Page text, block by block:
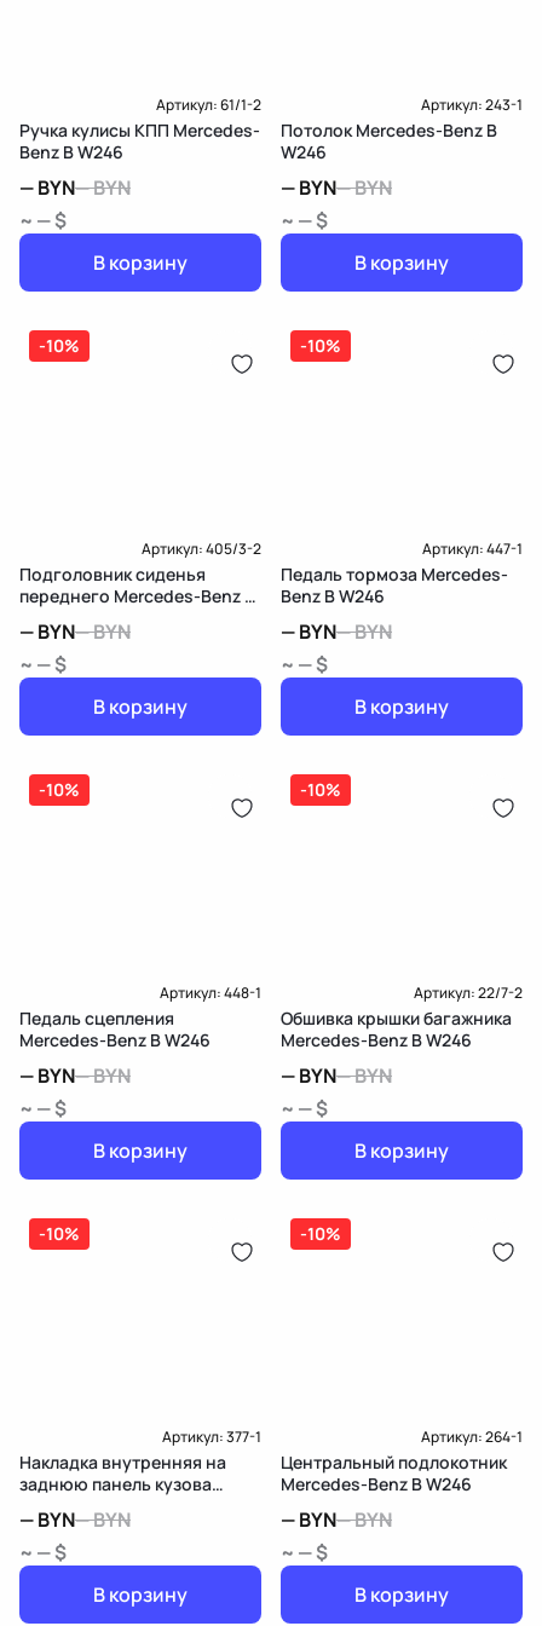
Артикул:61/1-2
Ручка кулисы КПП Mercedes-
Benz B W246
—BYN—BYN
~ — $
В корзину
Артикул:243-1
Потолок Mercedes-Benz B
W246
—BYN—BYN
~ — $
В корзину
-10%
Артикул:405/3-2
Подголовник сиденья
переднего Mercedes-Benz B
—BYN—BYN
~ — $
В корзину
-10%
Артикул:447-1
Педаль тормоза Mercedes-
Benz B W246
—BYN—BYN
~ — $
В корзину
-10%
Артикул:448-1
Педаль сцепления
Mercedes-Benz B W246
—BYN—BYN
~ — $
В корзину
-10%
Артикул:22/7-2
Обшивка крышки багажника
Mercedes-Benz B W246
—BYN—BYN
~ — $
В корзину
-10%
Артикул:377-1
Накладка внутренняя на
заднюю панель кузова
—BYN—BYN
~ — $
В корзину
-10%
Артикул:264-1
Центральный подлокотник
Mercedes-Benz B W246
—BYN—BYN
~ — $
В корзину